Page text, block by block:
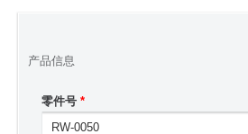
产品信息
零件号 *